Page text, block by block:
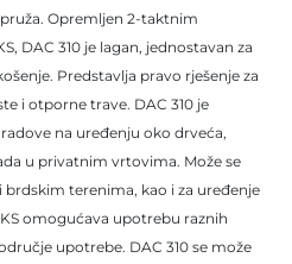
Opremljen 2-taktnim
DAC 310 je lagan, jednostavan za
Predstavlja pravo rješenje za
i otporne trave. DAC 310 je
na uređenju oko drveća,
u privatnim vrtovima. Može se
terenima, kao i za uređenje
omogućava upotrebu raznih
upotrebe. DAC 310 se može